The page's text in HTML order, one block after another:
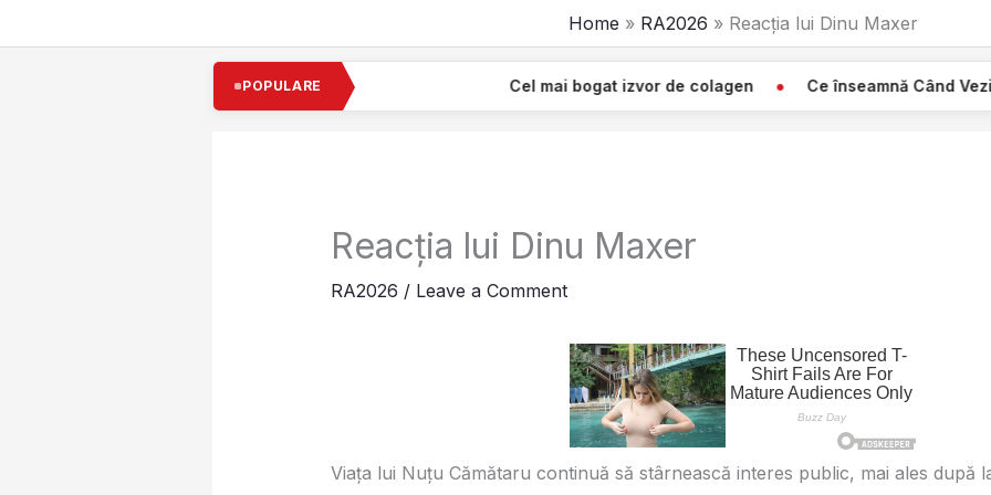
to
Home RA2026 Reacția lui Dinu Maxer
POPULARE Cel mai bogat izvor de colagen Ce înseamnă Când Vezi O Pânză Albă
Reacția lui Dinu Maxer
RA2026 / Leave a Comment
Viața lui Nuțu Cămătaru continuă să stârnească interes public, mai ales după